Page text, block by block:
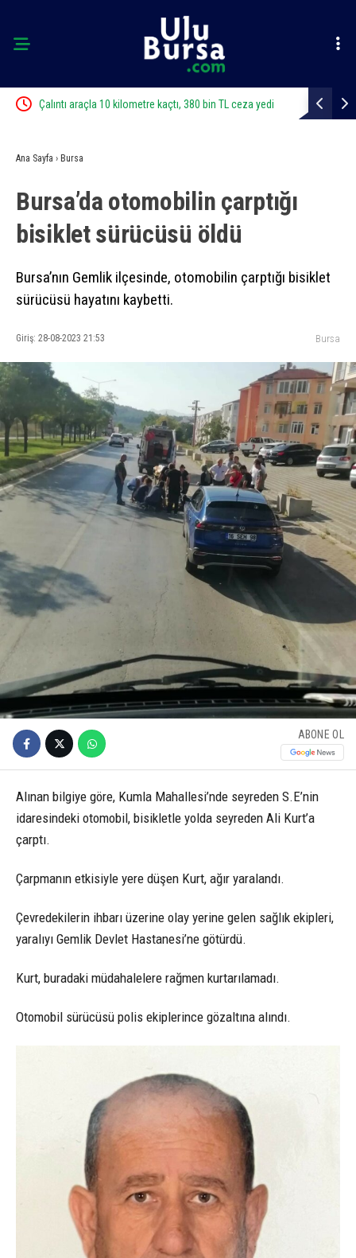
Çalıntı araçla 10 kilometre kaçtı, 380 bin TL ceza yedi Bursa’da
Ana Sayfa › Bursa
Bursa’da otomobilin çarptığı
bisiklet sürücüsü öldü
Bursa’nın Gemlik ilçesinde, otomobilin çarptığı bisiklet
sürücüsü hayatını kaybetti.
Giriş: 28-08-2023 21:53 Bursa
ABONE OL
Alınan bilgiye göre, Kumla Mahallesi’nde seyreden S.E’nin
idaresindeki otomobil, bisikletle yolda seyreden Ali Kurt’a
çarptı.
Çarpmanın etkisiyle yere düşen Kurt, ağır yaralandı.
Çevredekilerin ihbarı üzerine olay yerine gelen sağlık ekipleri,
yaralıyı Gemlik Devlet Hastanesi’ne götürdü.
Kurt, buradaki müdahalelere rağmen kurtarılamadı.
Otomobil sürücüsü polis ekiplerince gözaltına alındı.